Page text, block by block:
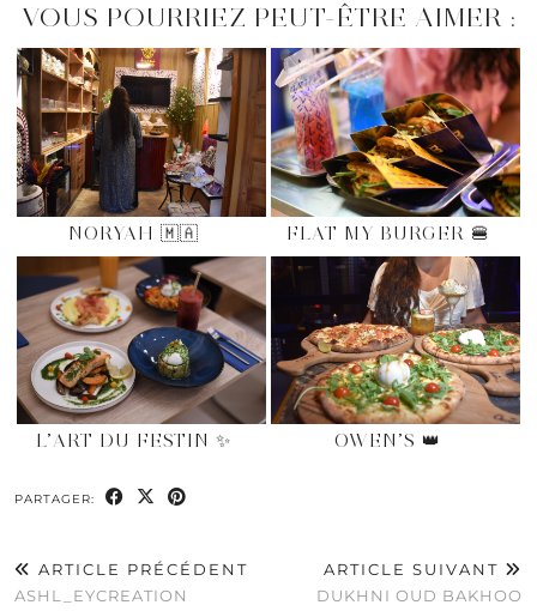
VOUS POURRIEZ PEUT-ÊTRE AIMER :
NORYAH 🇲🇦 FLAT MY BURGER 🍔
L’ART DU FESTIN ✨ OWEN’S 👑
PARTAGER:
ARTICLE PRÉCÉDENT
ASHL_EYCREATION
ARTICLE SUIVANT
DUKHNI OUD BAKHOO